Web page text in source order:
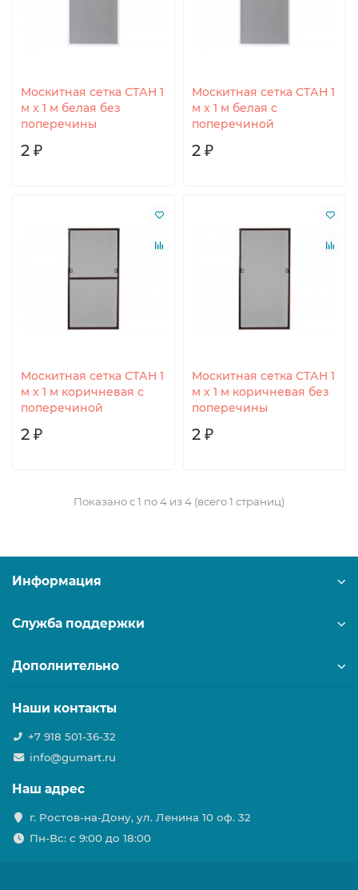
Москитная сетка СТАН 1
м х 1 м белая без
поперечины
2 ₽
Москитная сетка СТАН 1
м х 1 м белая с
поперечиной
2 ₽
Москитная сетка СТАН 1
м х 1 м коричневая c
поперечиной
2 ₽
Москитная сетка СТАН 1
м х 1 м коричневая без
поперечины
2 ₽
Показано с 1 по 4 из 4 (всего 1 страниц)
Информация
Служба поддержки
Дополнительно
Наши контакты
+7 918 501-36-32
info@gumart.ru
Наш адрес
г. Ростов-на-Дону, ул. Ленина 10 оф. 32
Пн-Вс: c 9:00 до 18:00